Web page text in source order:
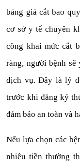
bảng giá cắt bao
cơ sở y tế chuyên
công khai mức cắt
ràng, người bệnh
dịch vụ. Đây là lý
trước khi đăng ký
đảm bảo an toàn và
Nếu lựa chọn các
nhiêu tiền thường